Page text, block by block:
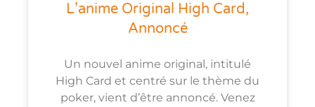
L’anime Original High Card,
Annoncé
Un nouvel anime original, intitulé
High Card et centré sur le thème du
poker, vient d’être annoncé. Venez